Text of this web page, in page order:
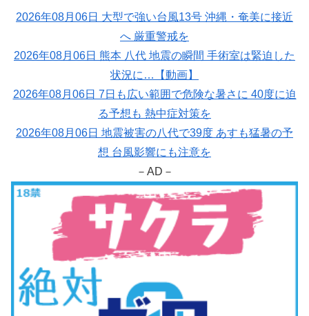
2026年08月06日 大型で強い台風13号 沖縄・奄美に接近
へ 厳重警戒を
2026年08月06日 熊本 八代 地震の瞬間 手術室は緊迫した
状況に…【動画】
2026年08月06日 7日も広い範囲で危険な暑さに 40度に迫
る予想も 熱中症対策を
2026年08月06日 地震被害の八代で39度 あすも猛暑の予
想 台風影響にも注意を
－AD－